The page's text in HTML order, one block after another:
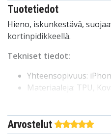
Tuotetiedot
Hieno, iskunkestävä,
kortinpidikkeellä.
Tekniset tiedot:
Yhteensopivuus:
Materiaaleja: TPU,
Arvostelut